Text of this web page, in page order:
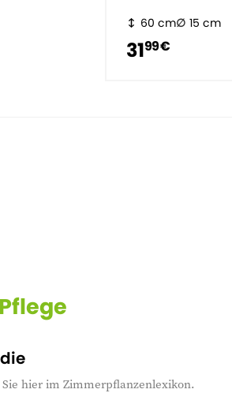
60 cm 15 cm
3199 €
hier im Zimmerpflanzenlexikon.